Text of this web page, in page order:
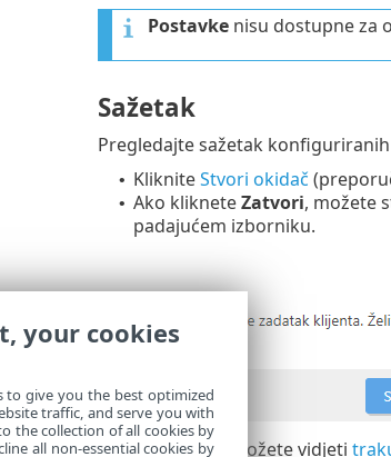
Postavkenisu dostupne za
Sažetak
Pregledajte sažetak
• KlikniteStvori okidač
• Ako klikneteZatvori, možete
padajućem izborniku.
U stavciZadaci možete vidjeti
your cookies
to give you the best optimized
traffic, and serve you with
the collection of all cookies by
all non-essential cookies by